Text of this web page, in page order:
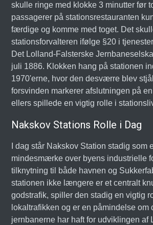
skulle ringe med klokke 3 minutter før
passagerer på stationsrestauranten
færdige og komme med toget. Det
stationsforvalteren ifølge §20 i
Det Lolland-Falsterske
juli 1886. Klokken hang på stationen
1970'erne, hvor den desværre blev
forsvinden markerer afslutningen på
ellers spillede en vigtig rolle i
Nakskov Stations Rolle i Dag
I dag står Nakskov Station stadig som
mindesmærke over byens industrielle
tilknytning til både havnen og
stationen ikke længere er et centralt
godstrafik, spiller den stadig en vigtig
lokaltrafikken og er en påmindelse om
jernbanerne har haft for udviklingen af